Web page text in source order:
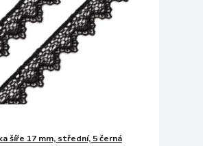
šíře 17 mm, střední, 5 černá